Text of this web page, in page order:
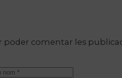
comentar les